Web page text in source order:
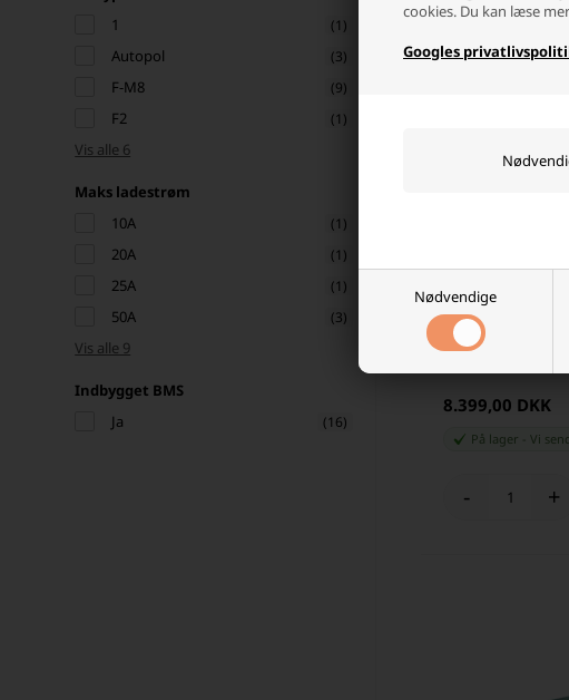
cookies. Du kan læse
Googles
Nødvendige
1
(1)
Autopol (3)
F-M8 (9)
F2 (1)
Vis alle 6
Maks ladestrøm
10A
(1)
20A (1)
25A (1)
50A (3)
Vis alle 9
Indbygget BMS
Ja
(16)
E&J 12 V 180Ah
+ HEAT)
8.399,00 DKK
På lager -Vi
- +